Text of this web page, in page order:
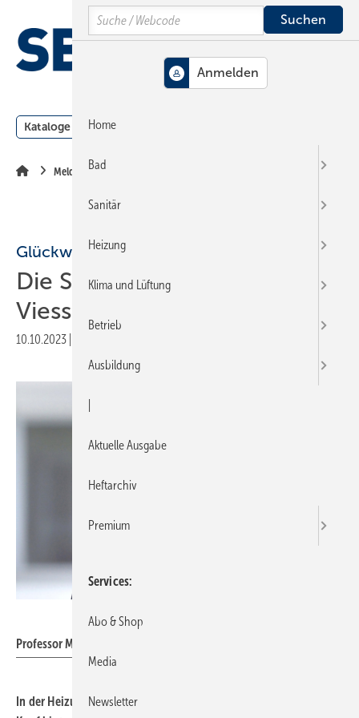
Hauptinhalt
Hauptmenü
SiteSearch
Kataloge Meldungen
Meldungen
Glückwünsche
Die SBZ gratuliert Martin
Viessmann
10.10.2023
Professor Martin Viessmann
In der Heizungstechnik ist der Name gesetzt: Viessmann. Der
Search
Home
Bad
Sanitär
Heizung
Klima und Lüftung
Betrieb
Ausbildung
Aktuelle Ausgabe
Heftarchiv
Premium
Services
Abo & Shop
Media
Newsletter